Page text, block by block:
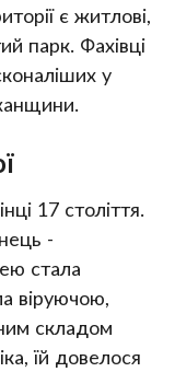
є житлові,
парк. Фахівці
у
17 століття.
-
стала
віруючою,
складом
їй довелося